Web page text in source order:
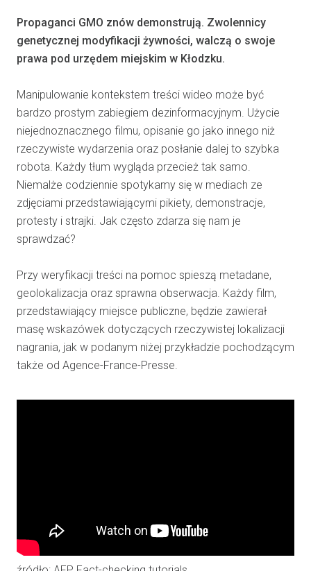
Propaganci GMO znów demonstrują. Zwolennicy
genetycznej modyfikacji żywności, walczą o swoje
prawa pod urzędem miejskim w Kłodzku.
Manipulowanie kontekstem treści wideo może być
bardzo prostym zabiegiem dezinformacyjnym. Użycie
niejednoznacznego filmu, opisanie go jako innego niż
rzeczywiste wydarzenia oraz posłanie dalej to szybka
robota. Każdy tłum wygląda przecież tak samo.
Niemalże codziennie spotykamy się w mediach ze
zdjęciami przedstawiającymi pikiety, demonstracje,
protesty i strajki. Jak często zdarza się nam je
sprawdzać?
Przy weryfikacji treści na pomoc spieszą metadane,
geolokalizacja oraz sprawna obserwacja. Każdy film,
przedstawiający miejsce publiczne, będzie zawierał
masę wskazówek dotyczących rzeczywistej lokalizacji
nagrania, jak w podanym niżej przykładzie pochodzącym
także od Agence-France-Presse.